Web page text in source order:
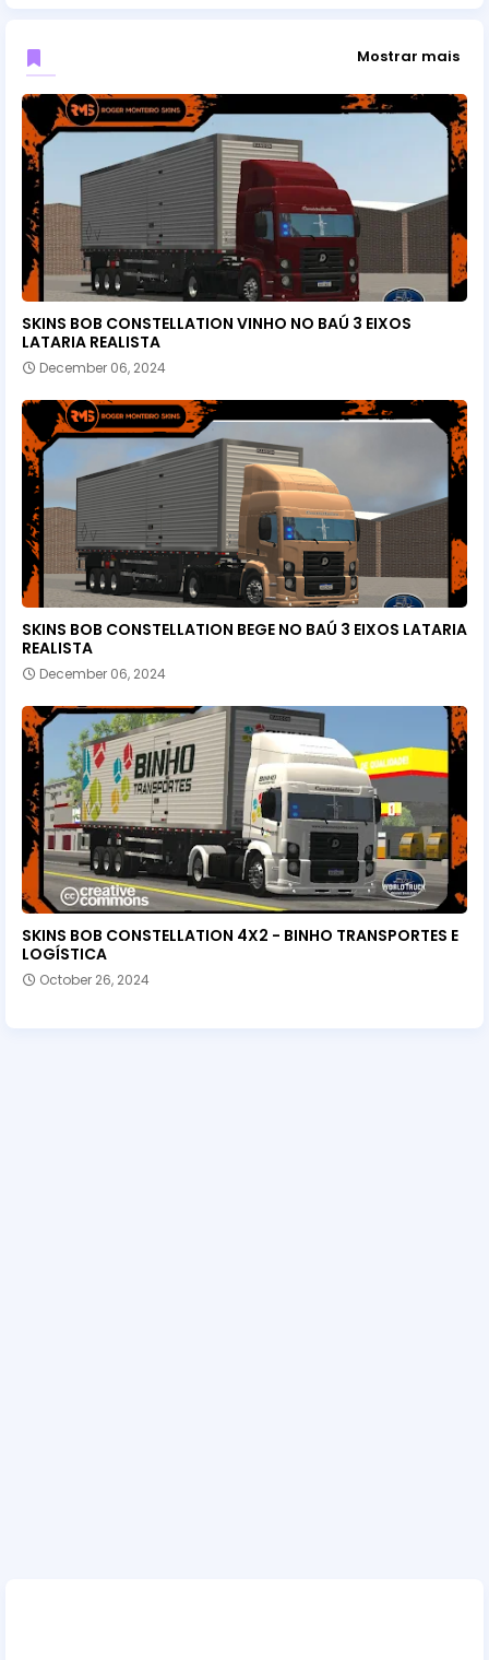
Mostrar mais
SKINS BOB CONSTELLATION VINHO NO BAÚ 3 EIXOS
LATARIA REALISTA
December 06, 2024
SKINS BOB CONSTELLATION BEGE NO BAÚ 3 EIXOS LATARIA
REALISTA
December 06, 2024
SKINS BOB CONSTELLATION 4X2 - BINHO TRANSPORTES E
LOGÍSTICA
October 26, 2024